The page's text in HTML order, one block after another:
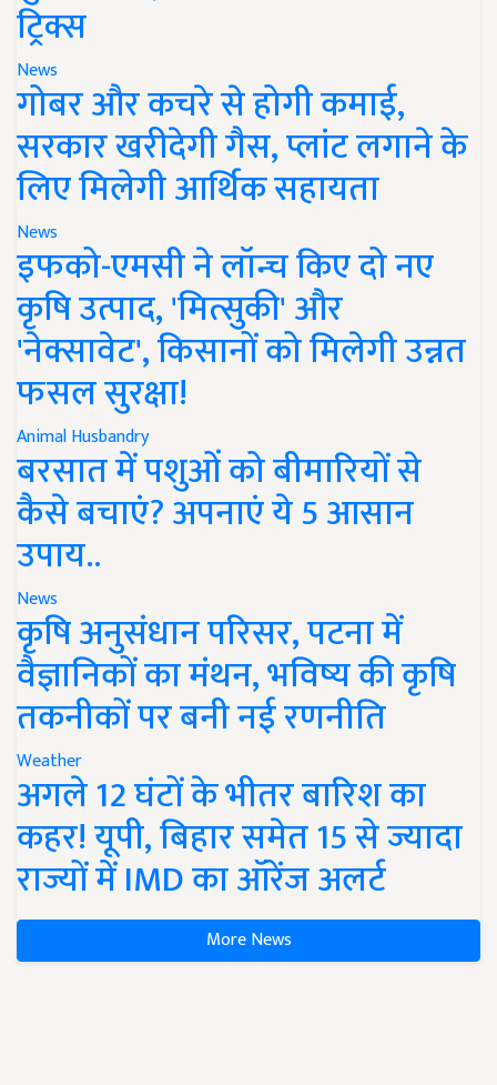
ट्रिक्स
News
गोबर और कचरे से होगी कमाई,
सरकार खरीदेगी गैस, प्लांट लगाने के
लिए मिलेगी आर्थिक सहायता
News
इफको-एमसी ने लॉन्च किए दो नए
कृषि उत्पाद, 'मित्सुकी' और
'नेक्सावेट', किसानों को मिलेगी उन्नत
फसल सुरक्षा!
Animal Husbandry
बरसात में पशुओं को बीमारियों से
कैसे बचाएं? अपनाएं ये 5 आसान
उपाय..
News
कृषि अनुसंधान परिसर, पटना में
वैज्ञानिकों का मंथन, भविष्य की कृषि
तकनीकों पर बनी नई रणनीति
Weather
अगले 12 घंटों के भीतर बारिश का
कहर! यूपी, बिहार समेत 15 से ज्यादा
राज्यों में IMD का ऑरेंज अलर्ट
More News